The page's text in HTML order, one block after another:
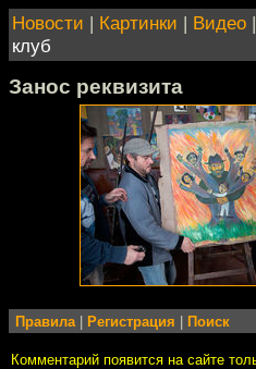
Новости | Картинки | Видео |
клуб
Занос реквизита
Правила Регистрация Поиск
Комментарий появится на сайте